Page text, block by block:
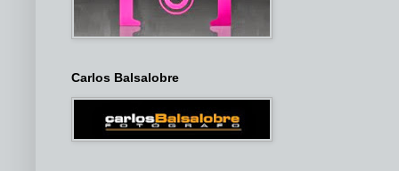
Carlos Balsalobre